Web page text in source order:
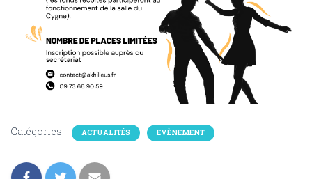
Catégories : ACTUALITÉS EVÈNEMENT